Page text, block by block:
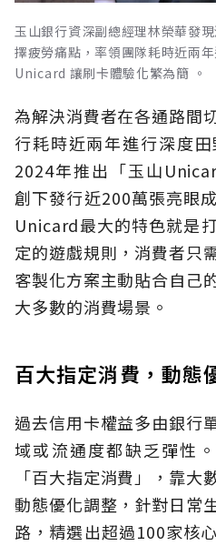
玉山銀行資深副總經理林榮華發
擇疲勞痛點，率領團隊耗時近兩
Unicard 讓刷卡體驗化繁為簡 。
為解決消費者在各通路間
行耗時近兩年進行深度
2024年推出「玉山
創下發行近200萬張亮眼
Unicard最大的特色就是
定的遊戲規則，消費者只
客製化方案主動貼合自己
大多數的消費場景。
百大指定消費，動態
過去信用卡權益多由銀行
域或流通度都缺乏彈性
「百大指定消費」，靠
動態優化調整，針對日常
路，精選出超過100家核